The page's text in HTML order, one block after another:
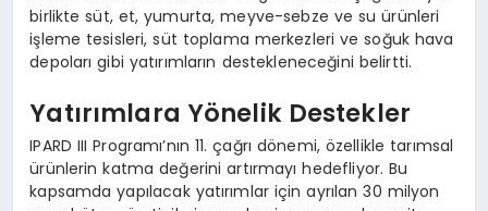
birlikte süt, et, yumurta, meyve-sebze ve su ürünleri
işleme tesisleri, süt toplama merkezleri ve soğuk hava
depoları gibi yatırımların destekleneceğini belirtti.
Yatırımlara Yönelik Destekler
IPARD III Programı’nın 11. çağrı dönemi, özellikle tarımsal
ürünlerin katma değerini artırmayı hedefliyor. Bu
kapsamda yapılacak yatırımlar için ayrılan 30 milyon